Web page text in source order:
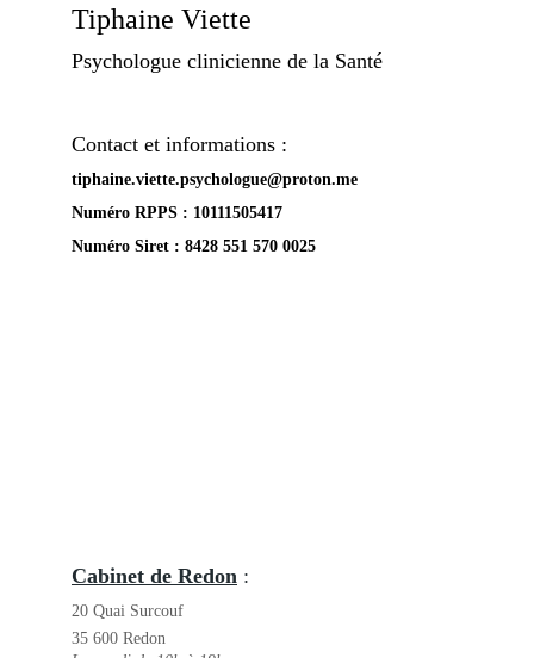
Tiphaine Viette
Psychologue clinicienne de la Santé
Contact et informations :
tiphaine.viette.psychologue@proton.me
Numéro RPPS : 10111505417
Numéro Siret : 8428 551 570 0025
Cabinet de Redon :
20 Quai Surcouf
35 600 Redon